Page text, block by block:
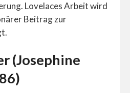
Lovelaces Arbeit wird
Beitrag zur
(Josephine